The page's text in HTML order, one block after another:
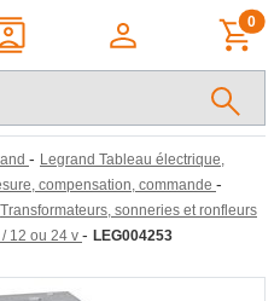
0
- Legrand Tableau électrique,
compensation, commande -
Transformateurs, sonneries et ronfleurs
12 ou 24 v - LEG004253